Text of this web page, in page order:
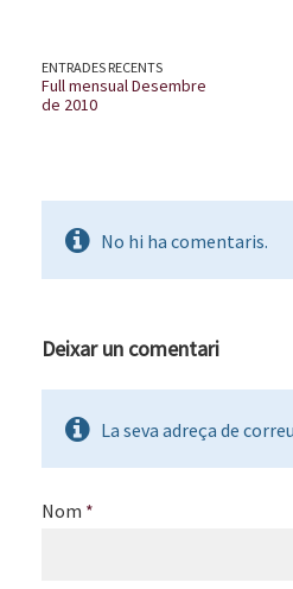
ENTRADES RECENTS
Full mensual Desembre
de 2010
No hi ha comentaris.
Deixar un comentari
La seva adreça de
Nom *